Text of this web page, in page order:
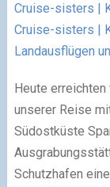
Cruise-sisters |
Cruise-sisters |
Landausflügen
Heute
unserer Reise
Südostküste
Schutzhafen